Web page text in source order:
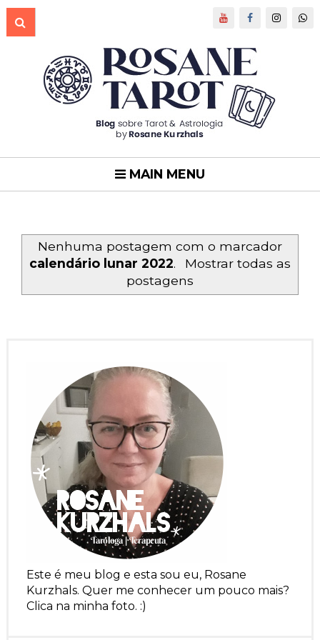
MAIN MENU
Nenhuma postagem com o marcador
calendário lunar 2022.
Mostrar todas as
postagens
Este é meu blog e esta sou eu, Rosane
Kurzhals. Quer me conhecer um pouco mais?
Clica na minha foto. :)